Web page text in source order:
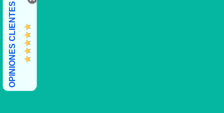
OPINIONES CLIENTES